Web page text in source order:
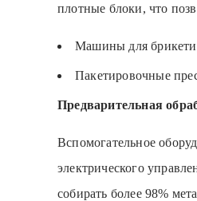
плотные блоки, что
Машины для
Пакетировочные
Предварительная
Вспомогательное
электрического
собирать более 98%